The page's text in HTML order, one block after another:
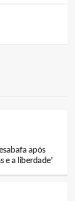
após
e a liberdade'